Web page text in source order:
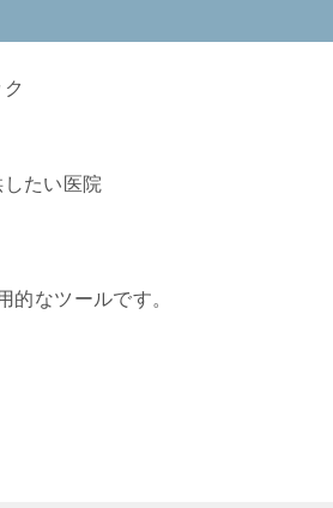
たい医院
的なツールです。